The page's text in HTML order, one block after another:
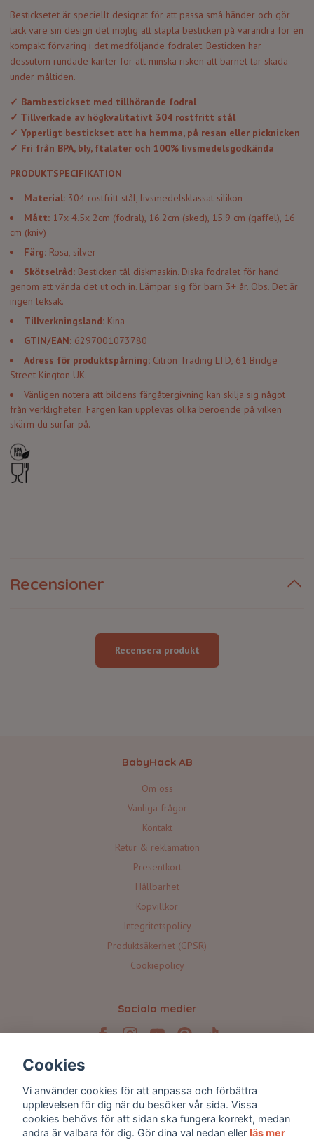
Besticksetet är speciellt designat för att passa små händer och gör
tack vare sin design det möjlig att stapla besticken på varandra för en
kompakt förvaring i det medföljande fodralet. Besticken har
dessutom rundade kanter för att minska risken att barnet tar skada
under måltiden.
✓ Barnbestickset med tillhörande fodral
✓ Tillverkade av högkvalitativt 304 rostfritt stål
✓ Ypperligt bestickset att ha hemma, på resan eller picknicken
✓ Fri från BPA, bly, ftalater och 100% livsmedelsgodkända
PRODUKTSPECIFIKATION
Material: 304 rostfritt stål, livsmedelsklassat silikon
Mått: 17x 4.5x 2cm (fodral), 16.2cm (sked), 15.9 cm (gaffel), 16
cm (kniv)
Färg: Rosa, silver
Skötselråd: Besticken tål diskmaskin. Diska fodralet för hand
genom att vända det ut och in. Lämpar sig för barn 3+ år. Obs. Det är
ingen leksak.
Tillverkningsland: Kina
GTIN/EAN: 6297001073780
Adress för produktspårning: Citron Trading LTD, 61 Bridge
Street Kington UK.
Vänligen notera att bildens färgåtergivning kan skilja sig något
från verkligheten. Färgen kan upplevas olika beroende på vilken
skärm du surfar på.
Recensioner
Recensera produkt
BabyHack AB
Om oss
Vanliga frågor
Kontakt
Retur & reklamation
Presentkort
Hållbarhet
Köpvillkor
Integritetspolicy
Produktsäkerhet (GPSR)
Cookiepolicy
Sociala medier
Prenumerera på våra nyhetsbrev 💌
Prenumerera
Cookies
Vi använder cookies för att anpassa och förbättra
upplevelsen för dig när du besöker vår sida. Vissa
cookies behövs för att sidan ska fungera korrekt, medan
andra är valbara för dig. Gör dina val nedan eller läs mer